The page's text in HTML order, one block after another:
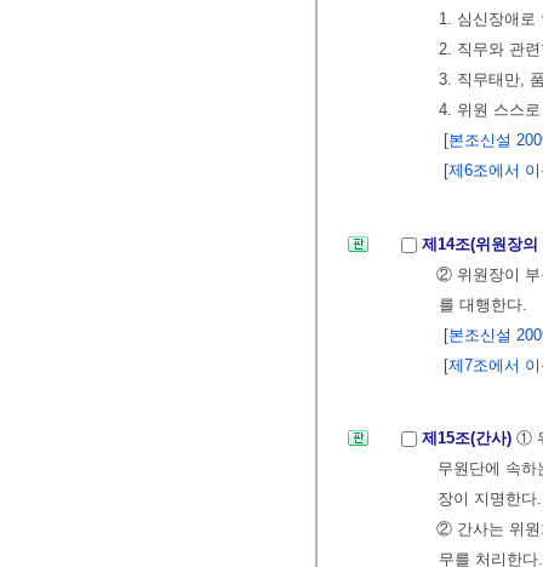
1. 심신장애로
2. 직무와 관
3. 직무태만,
4. 위원 스스
[본조신설
[제6조에서
제14조(위원장
② 위원장이 부
를 대행한다.
[본조신설
[제7조에서
제15조(간사) ①
무원단에 속하
장이 지명한다.
② 간사는 위원
무를 처리한다.